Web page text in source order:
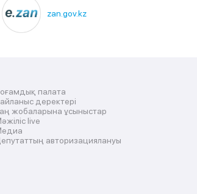
zan.gov.kz
палата
деректері
жобаларына ұсыныстар
live
авторизациялануы